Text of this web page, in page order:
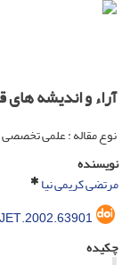
آراء و اندیشه­
نوع مقاله : علمی تخصصی
نویسنده
مرتضی کریمی نیا
چکیده